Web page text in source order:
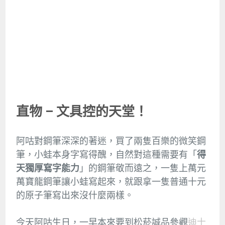
直物 – 文具控的天堂！
阿咕對鋼筆深深的著迷，買了兩隻百樂的微笑鋼
筆，小蛙本身字寫得醜，自然對這種需要有「得
天獨厚寫字能力 」的鋼筆敬而遠之，一隻上萬元
萬寶龍鋼筆讓小蛙寫起來，就跟拿一隻普通十元
的原子筆寫出來沒什麼兩樣。
今天阿咕生日，一早本來要到松菸誠品參觀迪士